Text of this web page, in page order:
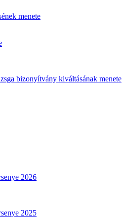
menete
bizonyítvány kiváltásának menete
2026
2025